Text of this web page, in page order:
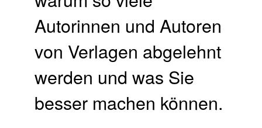
Autorinnen und Autoren
von Verlagen abgelehnt
werden und was Sie
besser machen können.